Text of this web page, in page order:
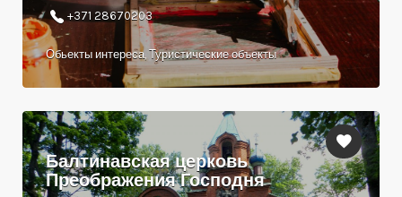
+371 28670203
Обьекты интереса, Туристические объекты
Балтинавская церковь
Преображения Господня